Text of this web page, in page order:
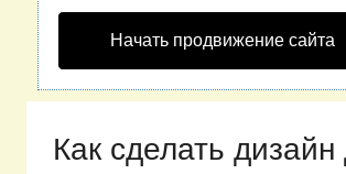
Начать продвижение сайта
Как сделать